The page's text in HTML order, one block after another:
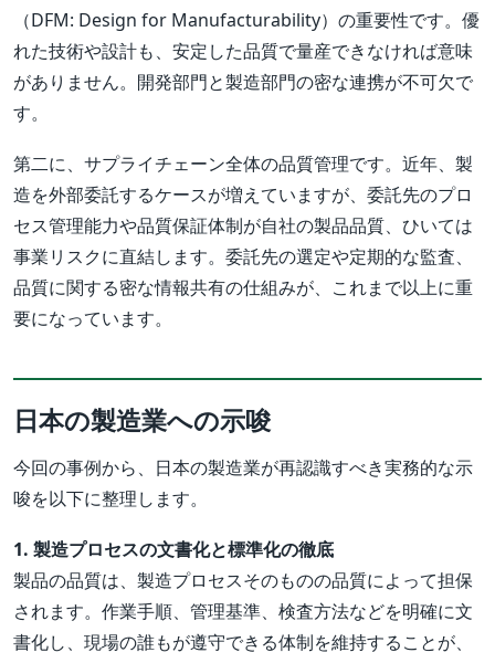
（DFM: Design for Manufacturability）の重要性です。優
れた技術や設計も、安定した品質で量産できなければ意味
がありません。開発部門と製造部門の密な連携が不可欠で
す。
第二に、サプライチェーン全体の品質管理です。近年、製
造を外部委託するケースが増えていますが、委託先のプロ
セス管理能力や品質保証体制が自社の製品品質、ひいては
事業リスクに直結します。委託先の選定や定期的な監査、
品質に関する密な情報共有の仕組みが、これまで以上に重
要になっています。
日本の製造業への示唆
今回の事例から、日本の製造業が再認識すべき実務的な示
唆を以下に整理します。
1. 製造プロセスの文書化と標準化の徹底
製品の品質は、製造プロセスそのものの品質によって担保
されます。作業手順、管理基準、検査方法などを明確に文
書化し、現場の誰もが遵守できる体制を維持することが、